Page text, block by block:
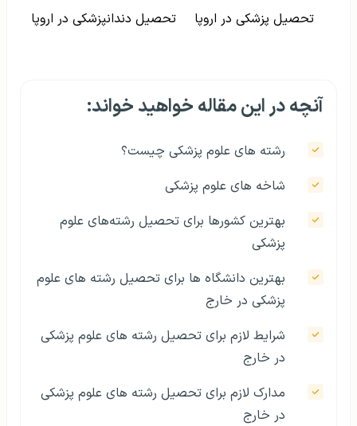
تحصیل پزشکی در اروپا تحصیل دندانپزشکی در اروپا
آنچه در این مقاله خواهید خواند:
رشته های علوم پزشکی چیست؟
شاخه های علوم پزشکی
بهترین کشورها برای تحصیل رشته‌های علوم
پزشکی
بهترین دانشگاه ها برای تحصیل رشته های علوم
پزشکی در خارج
شرایط لازم برای تحصیل رشته های علوم پزشکی
در خارج
مدارک لازم برای تحصیل رشته های علوم پزشکی
در خارج